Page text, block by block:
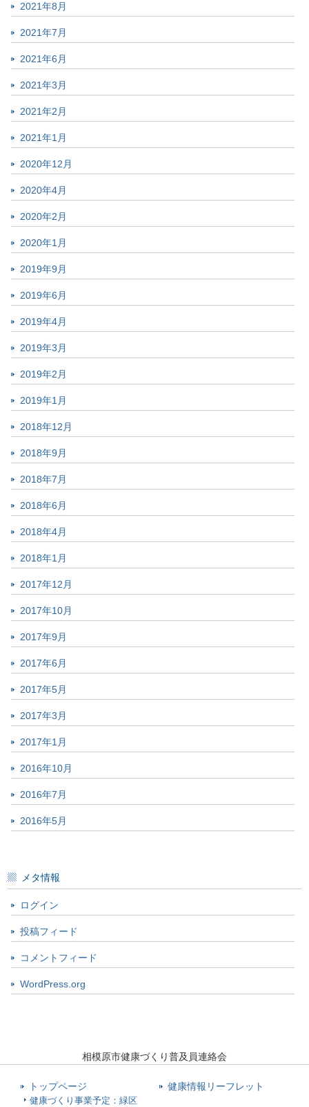
2021年8月
2021年7月
2021年6月
2021年3月
2021年2月
2021年1月
2020年12月
2020年4月
2020年2月
2020年1月
2019年9月
2019年6月
2019年4月
2019年3月
2019年2月
2019年1月
2018年12月
2018年9月
2018年7月
2018年6月
2018年4月
2018年1月
2017年12月
2017年10月
2017年9月
2017年6月
2017年5月
2017年3月
2017年1月
2016年10月
2016年7月
2016年5月
メタ情報
ログイン
投稿フィード
コメントフィード
WordPress.org
相模原市健康づくり普及員連絡会
トップページ
健康づくり事業予定：緑区
健康情報リーフレット